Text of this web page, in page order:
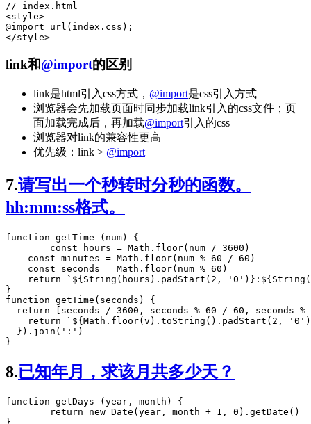
// index.html
<style
@import
url ( index.css );
</style>
link和@import的区别
link是html引入css方式， @import是css引入方式
浏览器会先加载页面时同步加载link引入的css文件；页
面加载完成后，再加载@import引入的css
浏览器对link的兼容性更高
优先级：link > @import
7.请写出一个秒转时分秒的函数。
hh:mm:ss格式。
function getTime ( num) {
const
hours = Math . floor(num / 3600 )
const minutes = Math . floor(num % 60 / 60 )
const
seconds = Math . floor(num % 60 )
return
` ${String (hours). padStart ( 2 , ' 0 ' ) } : ${String
function getTime ( seconds ) {
return [seconds / 3600 , seconds % 60 / 60 , seconds %
return
` ${Math . floor(v). toString (). padStart ( 2 , ' 0 ' )
  }).
join ( ' : ' )
}
8.已知年月，求该月共多少天？
function getDays ( year , month ) {
return
new Date (year, month + 1 , 0 ). getDate ()